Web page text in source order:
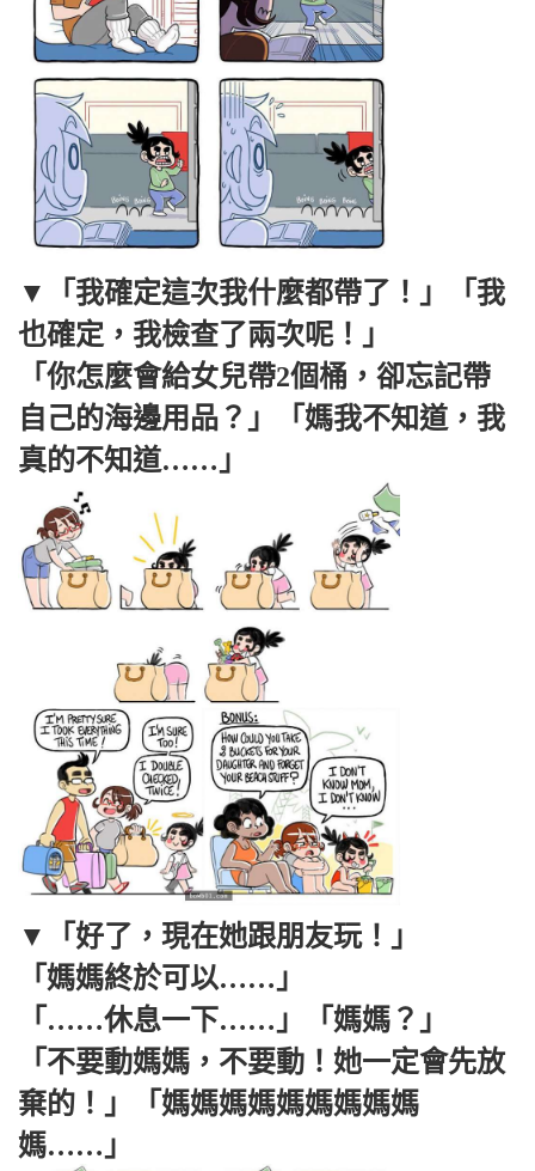
▼「我確定這次我什麼都帶了！」「我
也確定，我檢查了兩次呢！」
「你怎麼會給女兒帶2個桶，卻忘記帶
自己的海邊用品？」「媽我不知道，我
真的不知道……」
▼「好了，現在她跟朋友玩！」
「媽媽終於可以……」
「……休息一下……」「媽媽？」
「不要動媽媽，不要動！她一定會先放
棄的！」「媽媽媽媽媽媽媽媽媽
媽……」